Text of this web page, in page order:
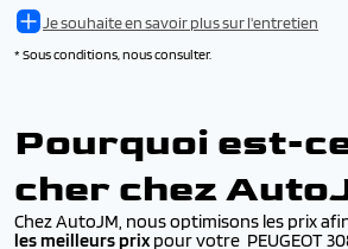
Je souhaite en savoir plus sur l'entretien
* Sous conditions, nous consulter.
Pourquoi est-
cher chez
Chez AutoJM, nous optimisons les prix
les meilleurs prix pour votre PEUGEOT